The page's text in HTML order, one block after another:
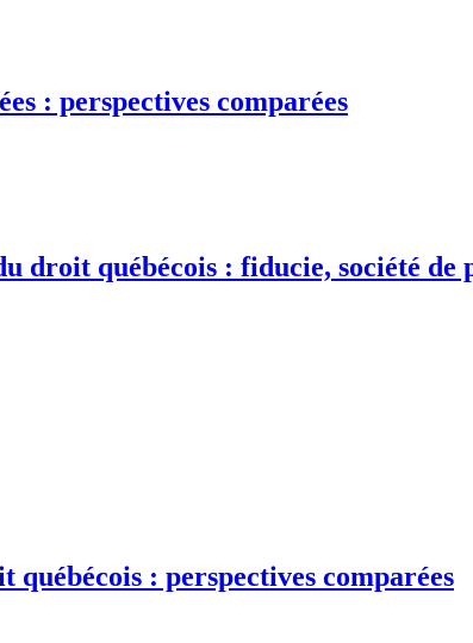
: perspectives comparées
droit québécois : fiducie, société
québécois : perspectives comparées